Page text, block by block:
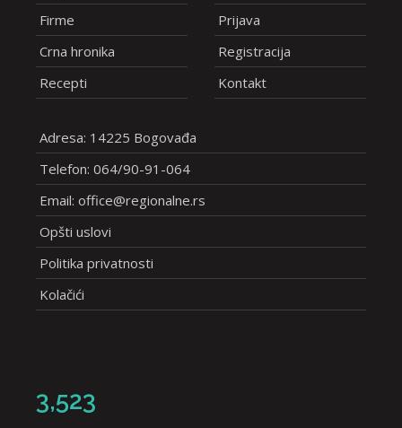
Firme
Crna hronika
Recepti
Prijava
Registracija
Kontakt
Adresa: 14225 Bogovađa
Telefon: 064/90-91-064
Email: office@regionalne.rs
Opšti uslovi
Politika privatnosti
Kolačići
3,523